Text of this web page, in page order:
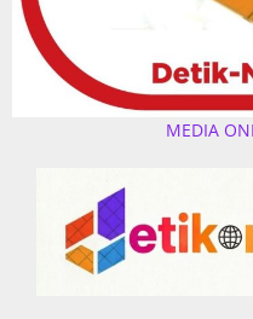
MEDIA